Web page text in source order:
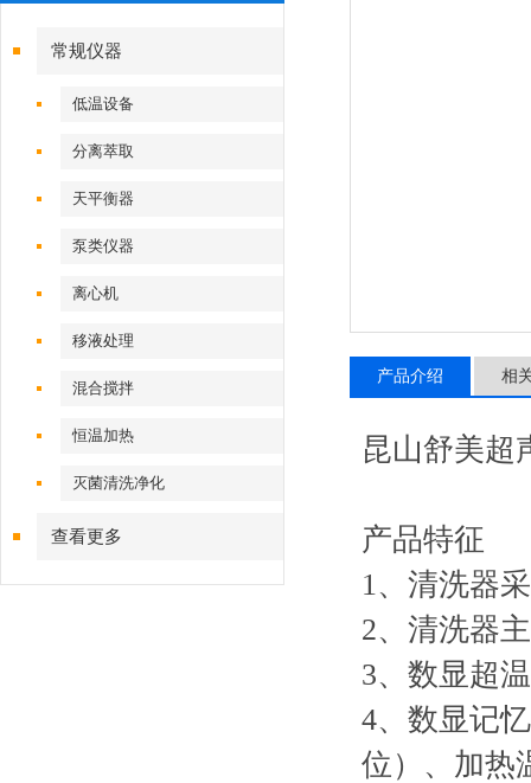
常规仪器
低温设备
分离萃取
天平衡器
泵类仪器
离心机
移液处理
混合搅拌
恒温加热
灭菌清洗净化
查看更多
产品介绍 相
昆山舒美超
产品特征
1、清洗器
2、清洗器
3、数显超
4、数显记
位）、加热